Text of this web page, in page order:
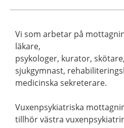
Vi som arbetar på
läkare,
psykologer, kurator,
sjukgymnast,
medicinska sekreterare.
Vuxenpsykiatriska
tillhör västra